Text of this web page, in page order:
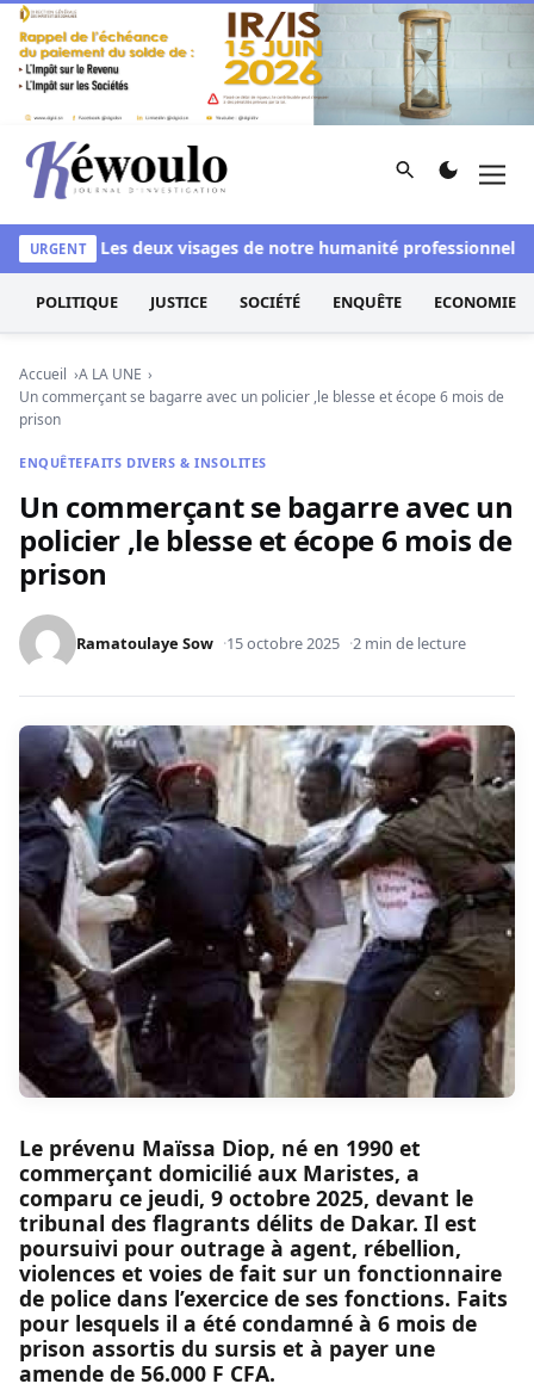
Aller au contenu
Kéwoulo, le premier site d'information et d'investigation
Rechercher
URGENTLes deux visages de notre humanité professionnelle :
POLITIQUE JUSTICE SOCIÉTÉ ENQUÊTE ECONOMIE
Accueil
A LA UNE
Un commerçant se bagarre avec un policier ,le blesse et écope 6 mois de
prison
ENQUÊTEFAITS DIVERS & INSOLITES
Un commerçant se bagarre avec un
policier ,le blesse et écope 6 mois de
prison
Ramatoulaye Sow 15 octobre 2025 2 min de lecture
Le prévenu Maïssa Diop, né en 1990 et
commerçant domicilié aux Maristes, a
comparu ce jeudi, 9 octobre 2025, devant le
tribunal des flagrants délits de Dakar. Il est
poursuivi pour outrage à agent, rébellion,
violences et voies de fait sur un fonctionnaire
de police dans l’exercice de ses fonctions. Faits
pour lesquels il a été condamné à 6 mois de
prison assortis du sursis et à payer une
amende de 56.000 F CFA.